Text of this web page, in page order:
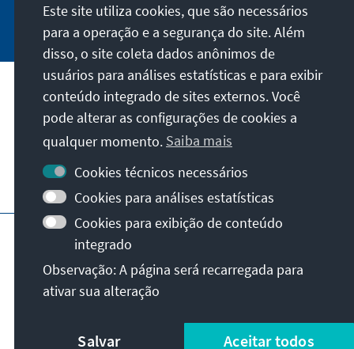
Jetzt abonnieren
Nossa missão
Contato
Mais ofertas da fundação
Impressão Privacidade
Termos de uso
Erklärung zur Barrierefreiheit
Mapa do site
© Konrad-Adenauer-Stiftung e.V. 2026
Este site utiliza cookies, que são necessários
para a operação e a segurança do site. Além
disso, o site coleta dados anônimos de
usuários para análises estatísticas e para exibir
conteúdo integrado de sites externos. Você
pode alterar as configurações de cookies a
qualquer momento. Saiba mais
Cookies técnicos necessários
Cookies para análises estatísticas
Cookies para exibição de conteúdo
integrado
Observação: A página será recarregada para
ativar sua alteração
Salvar Aceitar todos